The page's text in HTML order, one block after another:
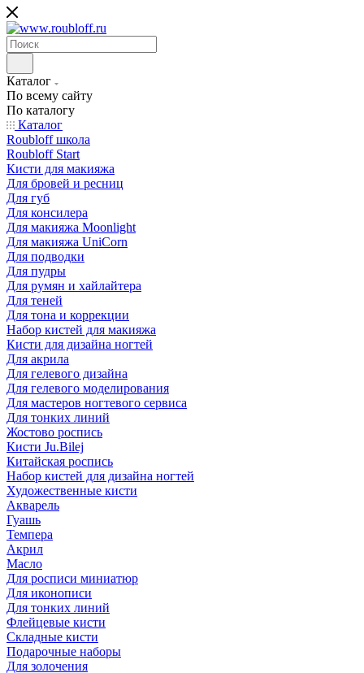
Каталог
По всему сайту
По каталогу
Каталог
Roubloff школа
Roubloff Start
Кисти для макияжа
Для бровей и ресниц
Для губ
Для консилера
Для макияжа Moonlight
Для макияжа UniCorn
Для подводки
Для пудры
Для румян и хайлайтера
Для теней
Для тона и коррекции
Набор кистей для макияжа
Кисти для дизайна ногтей
Для акрила
Для гелевого дизайна
Для гелевого моделирования
Для мастеров ногтевого сервиса
Для тонких линий
Жостово роспись
Кисти Ju.Bilej
Китайская роспись
Набор кистей для дизайна ногтей
Художественные кисти
Акварель
Гуашь
Темпера
Акрил
Масло
Для росписи миниатюр
Для иконописи
Для тонких линий
Флейцевые кисти
Складные кисти
Подарочные наборы
Для золочения